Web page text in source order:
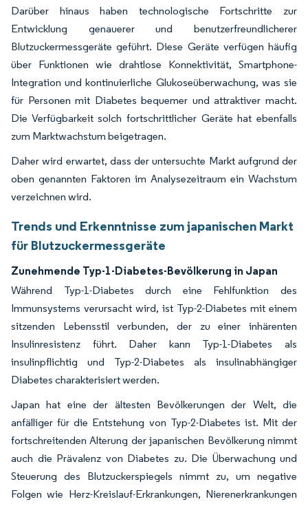
Darüber hinaus haben technologische Fortschritte zur
Entwicklung genauerer und benutzerfreundlicherer
Blutzuckermessgeräte geführt. Diese Geräte verfügen häufig
über Funktionen wie drahtlose Konnektivität, Smartphone-
Integration und kontinuierliche Glukoseüberwachung, was sie
für Personen mit Diabetes bequemer und attraktiver macht.
Die Verfügbarkeit solch fortschrittlicher Geräte hat ebenfalls
zum Marktwachstum beigetragen.
Daher wird erwartet, dass der untersuchte Markt aufgrund der
oben genannten Faktoren im Analysezeitraum ein Wachstum
verzeichnen wird.
Trends und Erkenntnisse zum japanischen Markt
für Blutzuckermessgeräte
Zunehmende Typ-1-Diabetes-Bevölkerung in Japan
Während Typ-1-Diabetes durch eine Fehlfunktion des
Immunsystems verursacht wird, ist Typ-2-Diabetes mit einem
sitzenden Lebensstil verbunden, der zu einer inhärenten
Insulinresistenz führt. Daher kann Typ-1-Diabetes als
insulinpflichtig und Typ-2-Diabetes als insulinabhängiger
Diabetes charakterisiert werden.
Japan hat eine der ältesten Bevölkerungen der Welt, die
anfälliger für die Entstehung von Typ-2-Diabetes ist. Mit der
fortschreitenden Alterung der japanischen Bevölkerung nimmt
auch die Prävalenz von Diabetes zu. Die Überwachung und
Steuerung des Blutzuckerspiegels nimmt zu, um negative
Folgen wie Herz-Kreislauf-Erkrankungen, Nierenerkrankungen